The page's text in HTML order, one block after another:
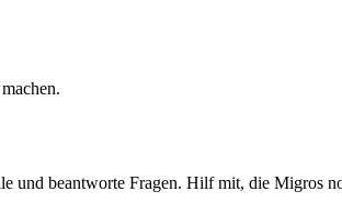
und beantworte Fragen. Hilf mit, die Migros